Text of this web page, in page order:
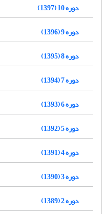
دوره 10 (1397)
دوره 9 (1396)
دوره 8 (1395)
دوره 7 (1394)
دوره 6 (1393)
دوره 5 (1392)
دوره 4 (1391)
دوره 3 (1390)
دوره 2 (1389)